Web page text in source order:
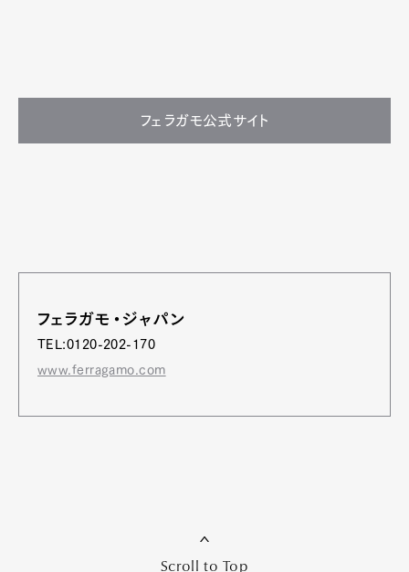
フェラガモ公式サイト
フェラガモ・ジャパン
TEL:0120-202-170
www.ferragamo.com
Scroll to Top